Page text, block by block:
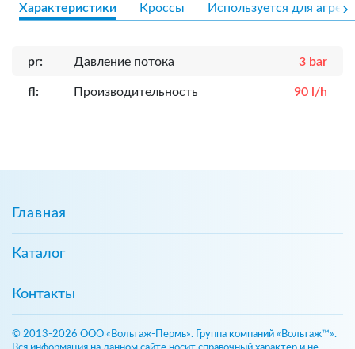
Характеристики Кроссы Используется для
pr: Давление потока 3 bar
fl: Производительность 90 l/h
Главная
Каталог
Контакты
© 2013-2026 ООО «Вольтаж-Пермь». Группа компаний «Вольтаж™».